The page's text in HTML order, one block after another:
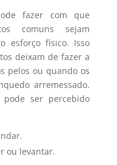
fazer com que
comuns sejam
esforço físico. Isso
deixam de fazer a
pelos ou quando os
arremessado.
ser percebido
ou levantar.